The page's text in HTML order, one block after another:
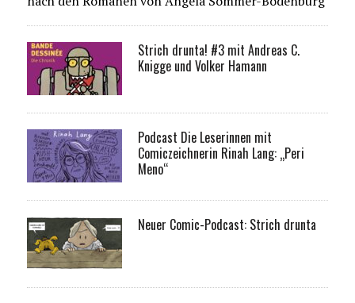
Strich drunta! #3 mit Andreas C.
Knigge und Volker Hamann
Podcast Die Leserinnen mit
Comiczeichnerin Rinah Lang: „Peri
Meno“
Neuer Comic-Podcast: Strich drunta